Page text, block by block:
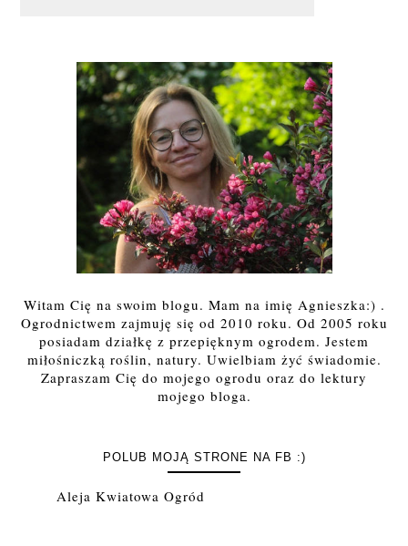
Witam Cię na swoim blogu. Mam na imię Agnieszka:) .
Ogrodnictwem zajmuję się od 2010 roku. Od 2005 roku
posiadam działkę z przepięknym ogrodem. Jestem
miłośniczką roślin, natury. Uwielbiam żyć świadomie.
Zapraszam Cię do mojego ogrodu oraz do lektury
mojego bloga.
POLUB MOJĄ STRONE NA FB :)
Aleja Kwiatowa Ogród